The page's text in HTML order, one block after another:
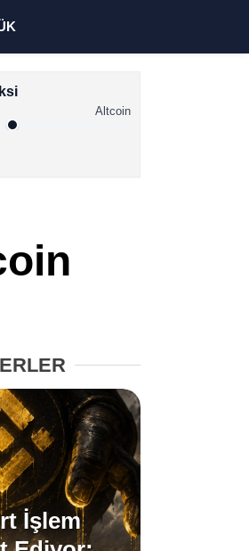
Altcoin Haberleri
XRP Haberleri
Memecoin Haberleri
Stablecoin Haberleri
Facebook
Altcoin
İşlem